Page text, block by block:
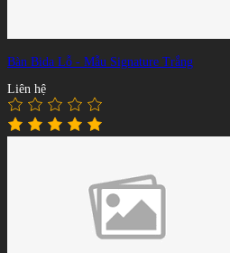
Bàn Bida Lỗ - Mẫu Signature Trắng
Liên hệ